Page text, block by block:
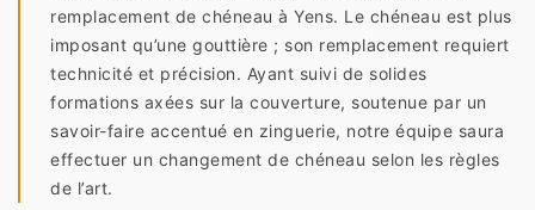
remplacement de chéneau à Yens. Le chéneau est plus
imposant qu’une gouttière ; son remplacement requiert
technicité et précision. Ayant suivi de solides
formations axées sur la couverture, soutenue par un
savoir-faire accentué en zinguerie, notre équipe saura
effectuer un changement de chéneau selon les règles
de l’art.